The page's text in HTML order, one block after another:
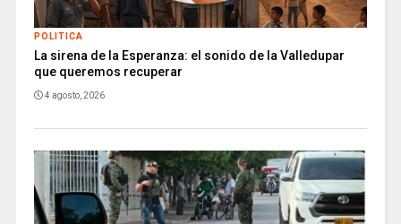
POLITICA
La sirena de la Esperanza: el sonido de la Valledupar
que queremos recuperar
4 agosto, 2026